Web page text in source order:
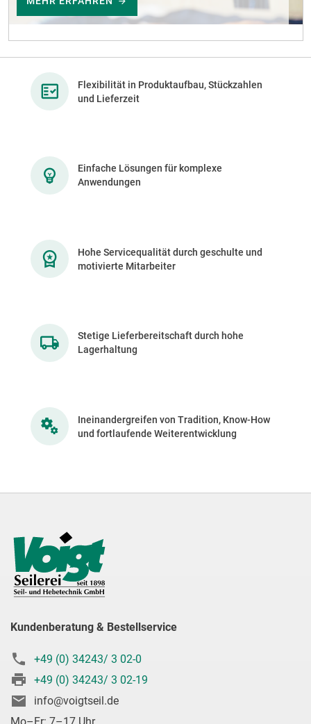
Flexibilität in Produktaufbau, Stückzahlen
und Lieferzeit
Einfache Lösungen für komplexe
Anwendungen
Hohe Servicequalität durch geschulte und
motivierte Mitarbeiter
Stetige Lieferbereitschaft durch hohe
Lagerhaltung
Ineinandergreifen von Tradition, Know-How
und fortlaufende Weiterentwicklung
Kundenberatung & Bestellservice
+49 (0) 34243/ 3 02-0
+49 (0) 34243/ 3 02-19
info@voigtseil.de
Mo–Fr: 7–17 Uhr